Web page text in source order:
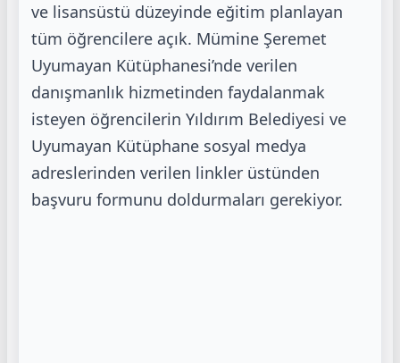
ve lisansüstü düzeyinde eğitim planlayan
tüm öğrencilere açık. Mümine Şeremet
Uyumayan Kütüphanesi’nde verilen
danışmanlık hizmetinden faydalanmak
isteyen öğrencilerin Yıldırım Belediyesi ve
Uyumayan Kütüphane sosyal medya
adreslerinden verilen linkler üstünden
başvuru formunu doldurmaları gerekiyor.